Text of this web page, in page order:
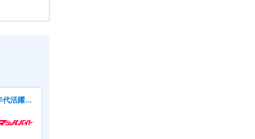
【短期＊エアコン販売】夏シーズン限定！エアコン中心の生活家電のご案内！～幅広い年代活躍中～